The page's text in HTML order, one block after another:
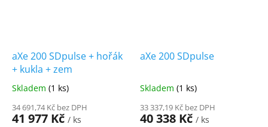
aXe 200 SDpulse + hořák
+ kukla + zem
Skladem (1 ks)
34 691,74 Kč bez DPH
41 977 Kč / ks
aXe 200 SDpulse
Skladem (1 ks)
33 337,19 Kč bez DPH
40 338 Kč / ks